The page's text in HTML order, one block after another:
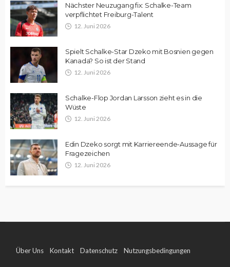
Nächster Neuzugang fix: Schalke-Team
verpflichtet Freiburg-Talent
12. Juni 2026
Spielt Schalke-Star Dzeko mit Bosnien gegen
Kanada? So ist der Stand
12. Juni 2026
Schalke-Flop Jordan Larsson zieht es in die
Wüste
12. Juni 2026
Edin Dzeko sorgt mit Karriereende-Aussage für
Fragezeichen
12. Juni 2026
Über Uns Kontakt Datenschutz Nutzungsbedingungen